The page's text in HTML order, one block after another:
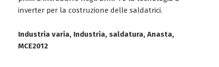
inverter per la costruzione delle saldatrici.
Industria varia, Industria, saldatura, Anasta,
MCE2012